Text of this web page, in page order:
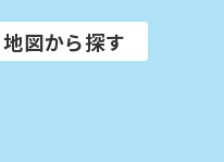
地図から探す